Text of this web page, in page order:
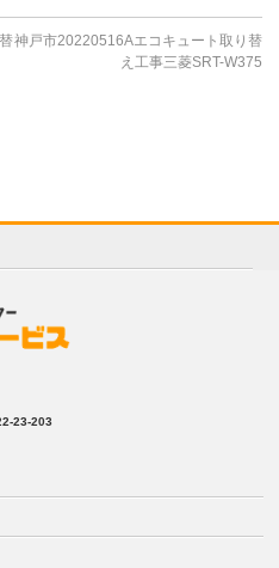
神戸市20220516Aエコキュート取り替
え工事三菱SRT-W375
23-203